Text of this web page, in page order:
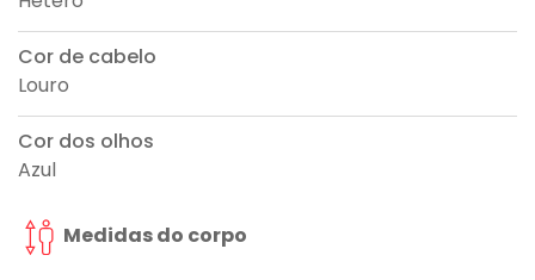
Cor de cabelo
Louro
Cor dos olhos
Azul
Medidas do corpo